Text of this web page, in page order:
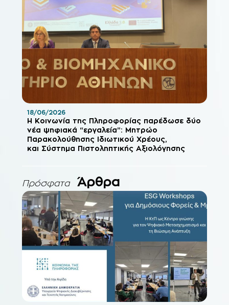
Η Κοινωνία της Πληροφορίας παρέδωσε δύο
νέα ψηφιακά “εργαλεία”: Μητρώο
Παρακολούθησης Ιδιωτικού Χρέους,
και Σύστημα Πιστοληπτικής Αξιολόγησης
18/06/2026
Πρόσφατα Άρθρα